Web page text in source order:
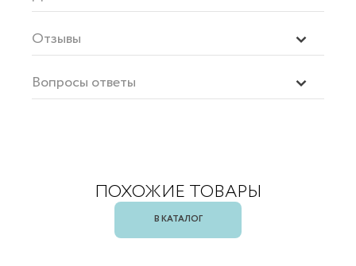
Отзывы
Вопросы ответы
ПОХОЖИЕ ТОВАРЫ
В КАТАЛОГ